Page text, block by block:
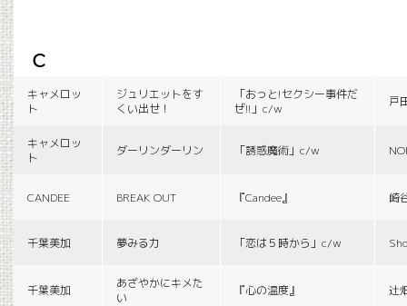
c
キャメロッ
ト
ジュリエットをす
くい出せ！
「おっと!セクシー事件だ
ぜ!!」c/w
戸
キャメロッ
ト
ダーリンダーリン 「誘惑魔術」c/w
CANDEE BREAK OUT 『Candee』 崎
千葉美加 夢みる力 「恋は５時から」c/w
千葉美加
あざやかにキメた
い
『心の温度』 辻